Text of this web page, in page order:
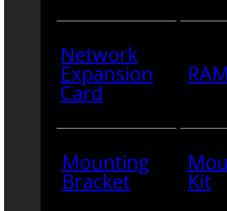
Network
Expansion
Card
Mounting
Bracket Kit